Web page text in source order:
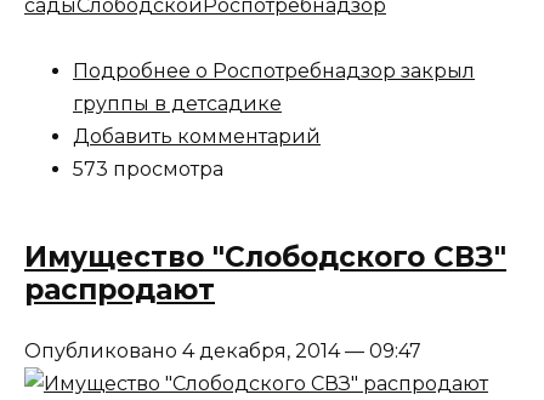
садыСлободскойРоспотребнадзор
Подробнее о Роспотребнадзор закрыл
группы в детсадике
Добавить комментарий
573 просмотра
Имущество "Слободского СВЗ"
распродают
Опубликовано 4 декабря, 2014 — 09:47